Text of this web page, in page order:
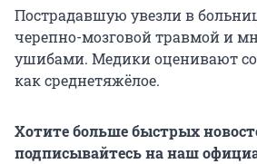
Пострадавшую увезли в
черепно-мозговой травмой и
ушибами. Медики оценивают
как среднетяжёлое.
Хотите больше быстрых
подписывайтесь на наш